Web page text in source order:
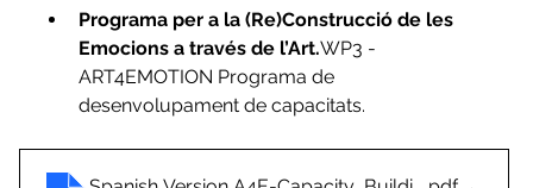
Programa per a la (Re)Construcció de les
Emocions a través de l’Art.WP3 -
ART4EMOTION Programa de
desenvolupament de capacitats.